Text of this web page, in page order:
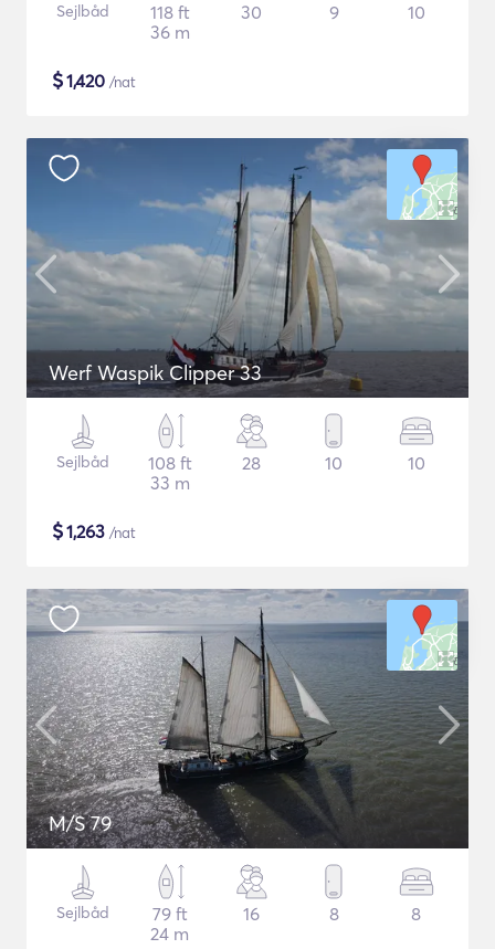
Sejlbåd
118 ft
36 m
30 9 10
$1,420 /nat
Werf Waspik Clipper 33
Sejlbåd
108 ft
33 m
28 10 10
$1,263 /nat
M/S 79
Sejlbåd
79 ft
24 m
16 8 8